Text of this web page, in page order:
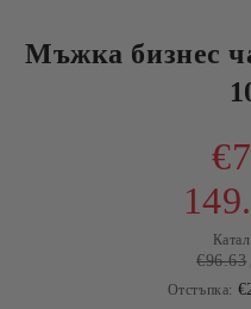
Мъжка бизнес
€96.63
Отстъпка: